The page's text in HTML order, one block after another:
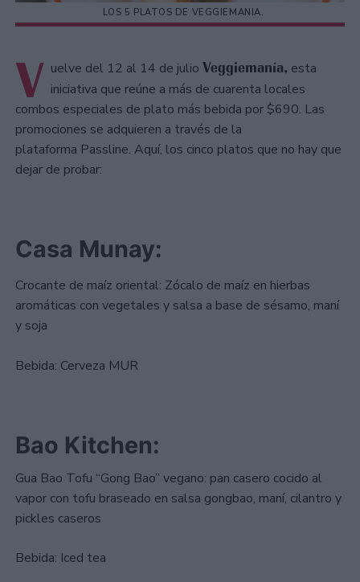
LOS 5 PLATOS DE VEGGIEMANIA.
V uelve del 12 al 14 de julio Veggiemanía, esta
iniciativa que reúne a más de cuarenta locales
combos especiales de plato más bebida por $690. Las
promociones se adquieren a través de la
plataforma Passline. Aquí, los cinco platos que no hay que
dejar de probar:
Casa Munay:
Crocante de maíz oriental: Zócalo de maíz en hierbas
aromáticas con vegetales y salsa a base de sésamo, maní
y soja
Bebida: Cerveza MUR
Bao Kitchen:
Gua Bao Tofu “Gong Bao” vegano: pan casero cocido al
vapor con tofu braseado en salsa gongbao, maní, cilantro y
pickles caseros
Bebida: Iced tea